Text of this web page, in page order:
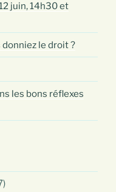
juin, 14h30 et
le droit ?
les bons réflexes